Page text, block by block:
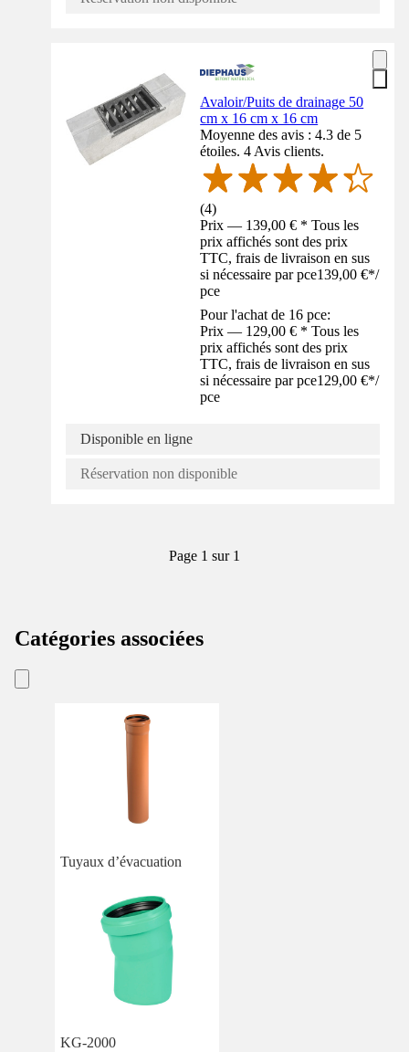
Avaloir/Puits de drainage 50
cm x 16 cm x 16 cm
Moyenne des avis : 4.3 de 5
étoiles. 4 Avis clients.
(4)
Prix — 139,00 € * Tous les
prix affichés sont des prix
TTC, frais de livraison en sus
si nécessaire par pce139,00 €*/
pce
Pour l'achat de 16 pce:
Prix — 129,00 € * Tous les
prix affichés sont des prix
TTC, frais de livraison en sus
si nécessaire par pce129,00 €*/
pce
Disponible en ligne
Réservation non disponible
Page 1 sur 1
Catégories associées
Tuyaux d’évacuation
KG-2000